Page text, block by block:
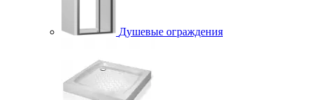
Душевые ограждения